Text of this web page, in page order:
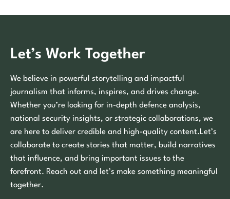
Let’s Work Together
We believe in powerful storytelling and impactful
journalism that informs, inspires, and drives change.
Whether you’re looking for in-depth defence analysis,
national security insights, or strategic collaborations, we
are here to deliver credible and high-quality content.Let’s
collaborate to create stories that matter, build narratives
that influence, and bring important issues to the
forefront. Reach out and let’s make something meaningful
together.